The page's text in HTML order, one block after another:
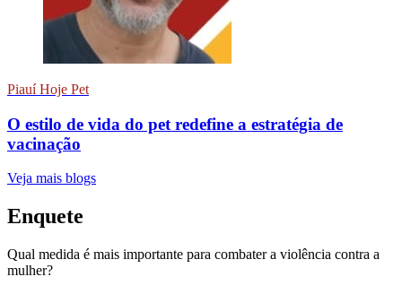
Piauí Hoje Pet
O estilo de vida do pet redefine a estratégia de
vacinação
Veja mais blogs
Enquete
Qual medida é mais importante para combater a violência contra a
mulher?